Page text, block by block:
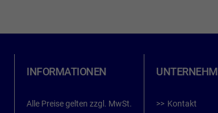
INFORMATIONEN
Alle Preise gelten zzgl. MwSt.
Kontakt